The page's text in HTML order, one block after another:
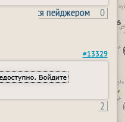
пользовался пейджером 0
#13329
2